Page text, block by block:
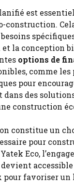
est
construction.
la conception
options de
comme
pour
des
construction
constitue un
pour
Eco,
devient accessible
pour favoriser un